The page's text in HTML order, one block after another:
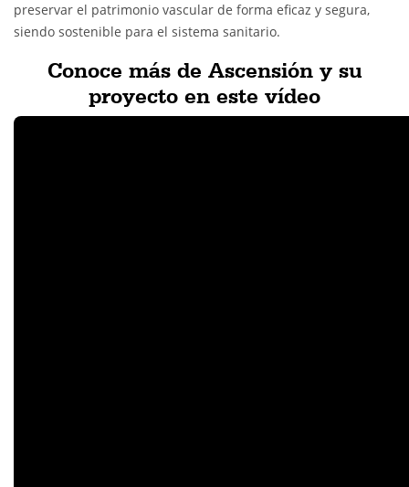
preservar el patrimonio vascular de forma eficaz y segura,
siendo sostenible para el sistema sanitario.
Conoce más de Ascensión y su
proyecto en este vídeo